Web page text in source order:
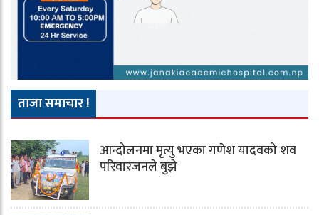
ताजा समाचार !
आन्दोलनमा मृत्यु भएका गणेश यादवको शव
परिवारजनले बुझे